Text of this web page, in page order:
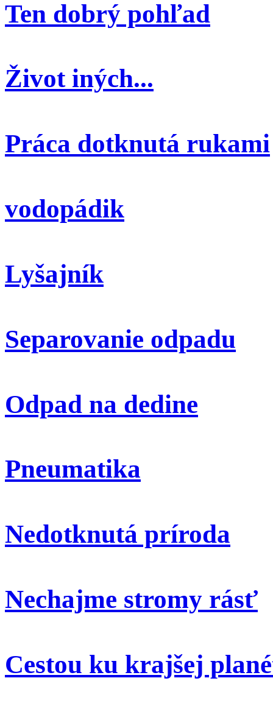
Ten dobrý pohľad
Život iných...
Práca dotknutá rukami
vodopádik
Lyšajník
Separovanie odpadu
Odpad na dedine
Pneumatika
Nedotknutá príroda
Nechajme stromy rásť
Cestou ku krajšej